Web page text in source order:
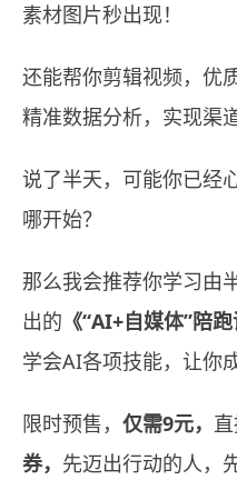
素材图片秒出现！
还能帮你剪辑视频，优
精准数据分析，实现渠
说了半天，可能你已经
哪开始？
那么我会推荐你学习由
出的 《“AI+自媒体”陪跑
学会AI各项技能，让你
限时预售， 仅需9元， 直
券， 先迈出行动的人，